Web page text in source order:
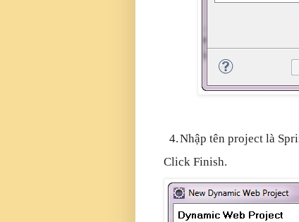
4.Nhập tên project là
Click Finish.